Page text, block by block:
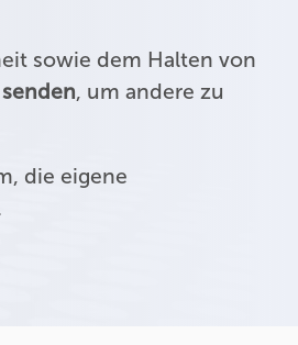
sowie dem Halten von
, um andere zu
die eigene